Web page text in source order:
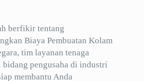
berfikir tentang
Biaya Pembuatan Kolam
tim layanan tenaga
pengusaha di industri
membantu Anda